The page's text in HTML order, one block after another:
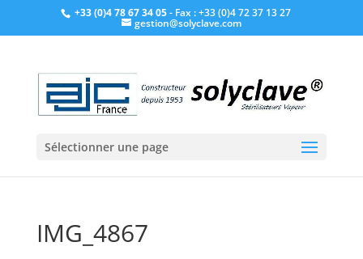
+33 (0)4 78 67 34 05- Fax : +33 (0)4 72 37 13 27
gestion@solyclave.com
Sélectionner une page
IMG_4867